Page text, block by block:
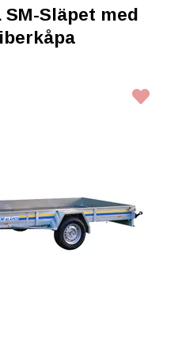
SM-Släpet med